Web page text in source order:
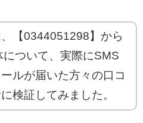
【0344051298】から
ついて、実際にSMS
ルが届いた方々の口コ
検証してみました。